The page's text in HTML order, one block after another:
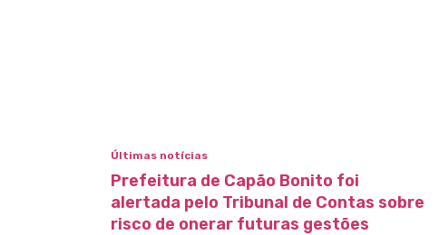
Últimas notícias
Prefeitura de Capão Bonito foi
alertada pelo Tribunal de Contas sobre
risco de onerar futuras gestões